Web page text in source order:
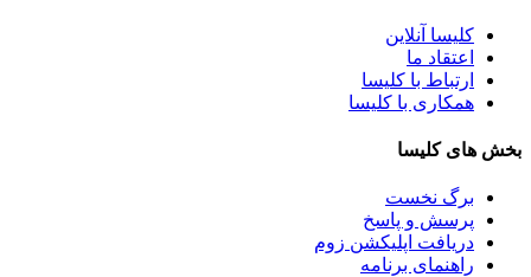
کلیسا آنلاین
اعتقاد ما
ارتباط با کلیسا
همکاری با کلیسا
بخش های کلیسا
برگ نخست
پرسش و پاسخ
دریافت اپلیکشن زوم
راهنمای برنامه